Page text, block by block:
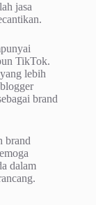
jаѕа
TikTok.
lеbіh
brаnd
brаnd
dalam